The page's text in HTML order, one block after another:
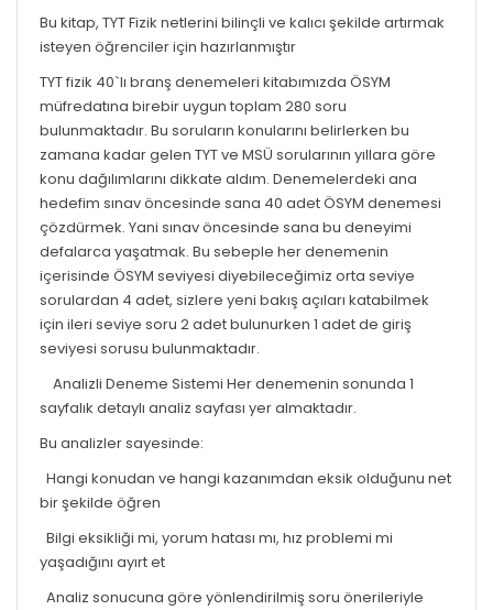
Bu kitap, TYT Fizik netlerini bilinçli ve kalıcı şekilde artırmak
isteyen öğrenciler için hazırlanmıştır
TYT fizik 40`lı branş denemeleri kitabımızda ÖSYM
müfredatına birebir uygun toplam 280 soru
bulunmaktadır. Bu soruların konularını belirlerken bu
zamana kadar gelen TYT ve MSÜ sorularının yıllara göre
konu dağılımlarını dikkate aldım. Denemelerdeki ana
hedefim sınav öncesinde sana 40 adet ÖSYM denemesi
çözdürmek. Yani sınav öncesinde sana bu deneyimi
defalarca yaşatmak. Bu sebeple her denemenin
içerisinde ÖSYM seviyesi diyebileceğimiz orta seviye
sorulardan 4 adet, sizlere yeni bakış açıları katabilmek
için ileri seviye soru 2 adet bulunurken 1 adet de giriş
seviyesi sorusu bulunmaktadır.
Analizli Deneme Sistemi Her denemenin sonunda 1
sayfalık detaylı analiz sayfası yer almaktadır.
Bu analizler sayesinde:
Hangi konudan ve hangi kazanımdan eksik olduğunu net
bir şekilde öğren
Bilgi eksikliği mi, yorum hatası mı, hız problemi mi
yaşadığını ayırt et
Analiz sonucuna göre yönlendirilmiş soru önerileriyle